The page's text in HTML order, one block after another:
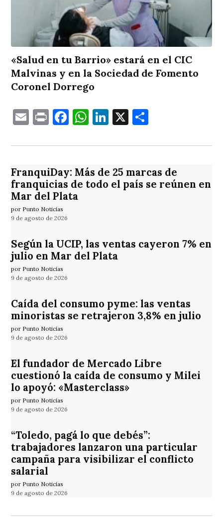
«Salud en tu Barrio» estará en el CIC
Malvinas y en la Sociedad de Fomento
Coronel Dorrego
EmailPrintFacebook
WhatsApp
LinkedIn
X
FranquiDay: Más de 25 marcas de
franquicias de todo el país se reúnen en
Mar del Plata
por Punto Noticias
9 de agosto de 2026
Según la UCIP, las ventas cayeron 7% en
julio en Mar del Plata
por Punto Noticias
9 de agosto de 2026
Caída del consumo pyme: las ventas
minoristas se retrajeron 3,8% en julio
por Punto Noticias
9 de agosto de 2026
El fundador de Mercado Libre
cuestionó la caída de consumo y Milei
lo apoyó: «Masterclass»
por Punto Noticias
9 de agosto de 2026
“Toledo, pagá lo que debés”:
trabajadores lanzaron una particular
campaña para visibilizar el conflicto
salarial
por Punto Noticias
9 de agosto de 2026